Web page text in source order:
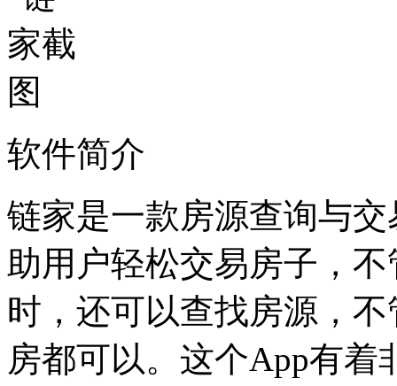
软件简介
链家是一款房源查询与
助用户轻松交易房子，
时，还可以查找房源，
房都可以。这个App有